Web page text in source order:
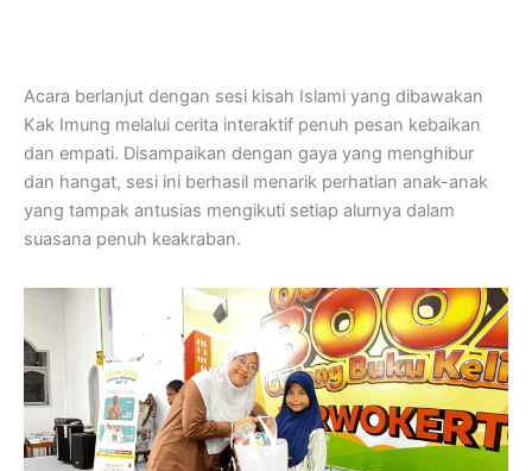
Acara berlanjut dengan sesi kisah Islami yang dibawakan
Kak Imung melalui cerita interaktif penuh pesan kebaikan
dan empati. Disampaikan dengan gaya yang menghibur
dan hangat, sesi ini berhasil menarik perhatian anak-anak
yang tampak antusias mengikuti setiap alurnya dalam
suasana penuh keakraban.